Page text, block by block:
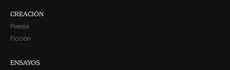
CREACIÓN
Poesía
Ficción
ENSAYOS